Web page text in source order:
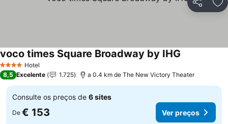
Partilhar
4 EstrelasHotel
voco times Square Broadway by IHG
8,5 Excelente 1.725 a 0.4 km de The New Victory Theater
Consulte os preços de 6 sites
De € 153 Ver preços